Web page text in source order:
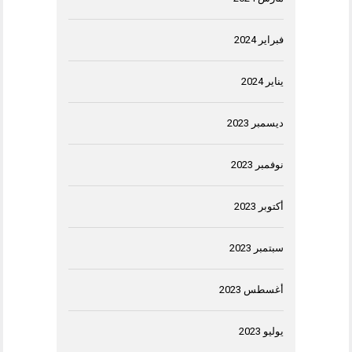
فبراير 2024
يناير 2024
ديسمبر 2023
نوفمبر 2023
أكتوبر 2023
سبتمبر 2023
أغسطس 2023
يوليو 2023